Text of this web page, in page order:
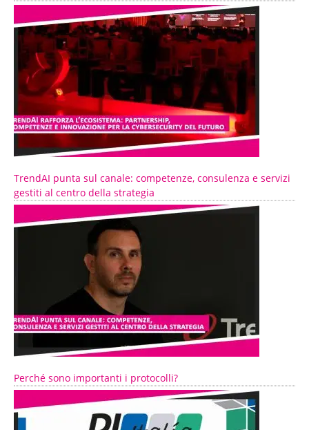
TrendAI punta sul canale: competenze, consulenza e servizi
gestiti al centro della strategia
Perché sono importanti i protocolli?